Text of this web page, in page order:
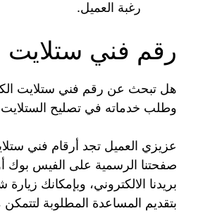
رغبة العميل.
رقم فني ستلايت
هل تبحث عن رقم فني ستلايت
وطلب خدماته في تصليح
عزيزي العميل تجد أرقام فني
صفحتنا الرسمية على الفيس بوك
بريدنا الالكتروني، وبإمكانك
بتقديم المساعدة المطلوبة